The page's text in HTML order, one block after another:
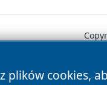
plików cookies,News